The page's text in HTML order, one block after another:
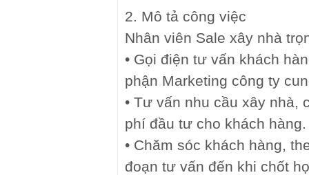
2. Mô tả công việc
Nhân viên Sale xây nhà
• Gọi điện tư vấn khách
phận Marketing công ty
• Tư vấn nhu cầu xây nhà,
phí đầu tư cho khách hàng.
• Chăm sóc khách hàng,
đoạn tư vấn đến khi chốt